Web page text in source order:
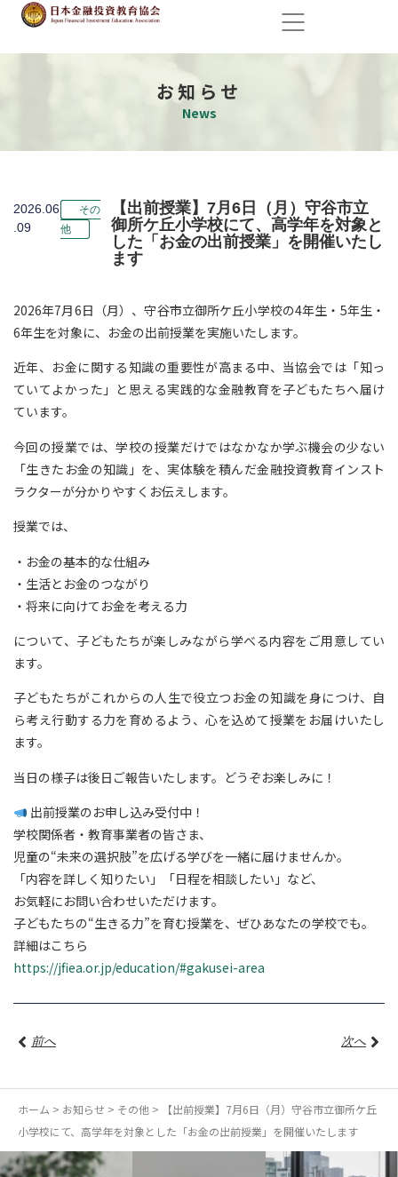
お知らせ
News
2026.06
.09
その
他
【出前授業】7月6日（月）守谷市立
御所ケ丘小学校にて、高学年を対象と
した「お金の出前授業」を開催いたし
ます
2026年7月6日（月）、守谷市立御所ケ丘小学校の4年生・5年生・
6年生を対象に、お金の出前授業を実施いたします。
近年、お金に関する知識の重要性が高まる中、当協会では「知っ
ていてよかった」と思える実践的な金融教育を子どもたちへ届け
ています。
今回の授業では、学校の授業だけではなかなか学ぶ機会の少ない
「生きたお金の知識」を、実体験を積んだ金融投資教育インスト
ラクターが分かりやすくお伝えします。
授業では、
・お金の基本的な仕組み
・生活とお金のつながり
・将来に向けてお金を考える力
について、子どもたちが楽しみながら学べる内容をご用意してい
ます。
子どもたちがこれからの人生で役立つお金の知識を身につけ、自
ら考え行動する力を育めるよう、心を込めて授業をお届けいたし
ます。
当日の様子は後日ご報告いたします。どうぞお楽しみに！
出前授業のお申し込み受付中！
学校関係者・教育事業者の皆さま、
児童の“未来の選択肢”を広げる学びを一緒に届けませんか。
「内容を詳しく知りたい」「日程を相談したい」など、
お気軽にお問い合わせいただけます。
子どもたちの“生きる力”を育む授業を、ぜひあなたの学校でも。
詳細はこちら
https://jfiea.or.jp/education/#gakusei-area
前へ 次へ
ホーム > お知らせ > その他 >
【出前授業】7月6日（月）守谷市立御所ケ丘
小学校にて、高学年を対象とした「お金の出前授業」を開催いたします